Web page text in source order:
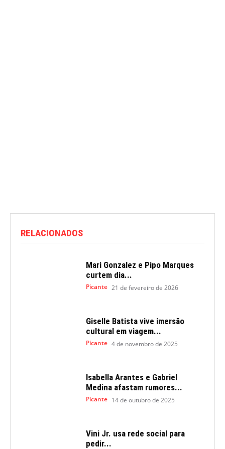
RELACIONADOS
Mari Gonzalez e Pipo Marques
curtem dia...
Picante 21 de fevereiro de 2026
Giselle Batista vive imersão
cultural em viagem...
Picante 4 de novembro de 2025
Isabella Arantes e Gabriel
Medina afastam rumores...
Picante 14 de outubro de 2025
Vini Jr. usa rede social para
pedir...